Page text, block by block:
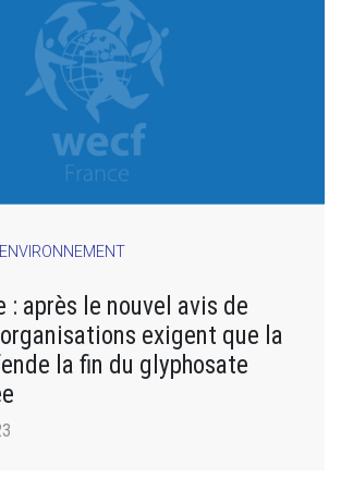
: après le nouvel avis de
organisations exigent que la
la fin du glyphosate